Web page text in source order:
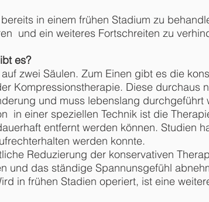
in einem frühen Stadium zu
und ein weiteres Fortschreiten zu
es?
zwei Säulen. Zum Einen gibt es die
Kompressionstherapie. Diese durchaus
und muss lebenslang
in einer speziellen Technik ist die
entfernt werden können. Studien
werden konnte.
Reduzierung der konservativen
und das ständige Spannunsgefühl
in frühen Stadien operiert, ist eine